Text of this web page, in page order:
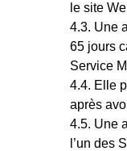
le site
Une
65 jours
Service
Elle
après
Une
l’un des